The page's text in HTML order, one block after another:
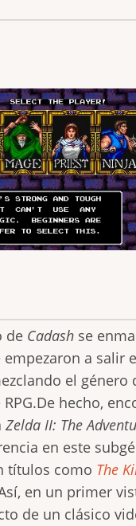
de Cadash se
a salir
el género
hecho,
Zelda II: The
en este
títulos como The
en un primer
de un clásico